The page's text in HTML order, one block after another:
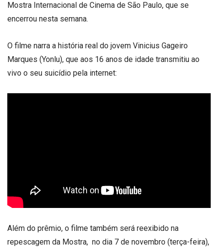
Mostra Internacional de Cinema de São Paulo, que se
encerrou nesta semana.
O filme narra a história real do jovem Vinicius Gageiro
Marques (Yonlu), que aos 16 anos de idade transmitiu ao
vivo o seu suicídio pela internet:
Além do prêmio, o filme também será reexibido na
repescagem da Mostra, no dia 7 de novembro (terça-feira),